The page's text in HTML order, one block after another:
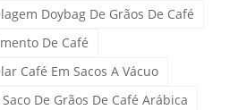
Doybag De Grãos De Café
De Café
Café Em Sacos A Vácuo
De Grãos De Café Arábica